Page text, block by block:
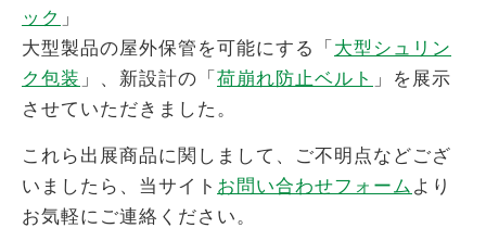
ック 」
大型製品の屋外保管を可能にする「 大型シュリン
ク包装 」、新設計の「 荷崩れ防止ベルト 」を展示
させていただきました。
これら出展商品に関しまして、ご不明点などござ
いましたら、当サイト お問い合わせフォーム より
お気軽にご連絡ください。